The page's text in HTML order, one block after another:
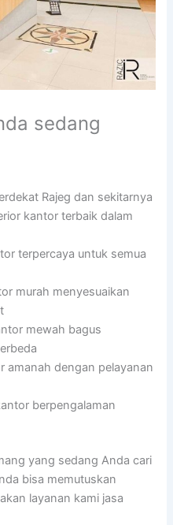
sedang
Rajeg dan sekitarnya
kantor terbaik dalam
terpercaya untuk semua
murah menyesuaikan
mewah bagus
amanah dengan pelayanan
berpengalaman
yang sedang Anda cari
bisa memutuskan
layanan kami jasa